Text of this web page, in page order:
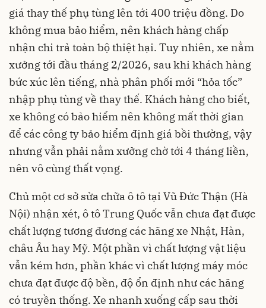
giá thay thế phụ tùng lên tới 400 triệu đồng. Do
không mua bảo hiểm, nên khách hàng chấp
nhận chi trả toàn bộ thiệt hại. Tuy nhiên, xe nằm
xưởng tới đầu tháng 2/2026, sau khi khách hàng
bức xúc lên tiếng, nhà phân phối mới “hỏa tốc”
nhập phụ tùng về thay thế. Khách hàng cho biết,
xe không có bảo hiểm nên không mất thời gian
để các công ty bảo hiểm định giá bồi thường, vậy
nhưng vẫn phải nằm xưởng chờ tới 4 tháng liền,
nên vô cùng thất vọng.
Chủ một cơ sở sửa chữa ô tô tại Vũ Đức Thận (Hà
Nội) nhận xét, ô tô Trung Quốc vẫn chưa đạt được
chất lượng tương đương các hãng xe Nhật, Hàn,
châu Âu hay Mỹ. Một phần vì chất lượng vật liệu
vẫn kém hơn, phần khác vì chất lượng máy móc
chưa đạt được độ bền, độ ổn định như các hãng
có truyền thống. Xe nhanh xuống cấp sau thời